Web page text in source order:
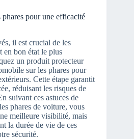
pour une efficacité
il est crucial de les
en bon état le plus
un produit protecteur
sur les phares pour
Cette étape garantit
réduisant les risques de
suivant ces astuces de
phares de voiture, vous
meilleure visibilité, mais
la durée de vie de ces
sécurité.